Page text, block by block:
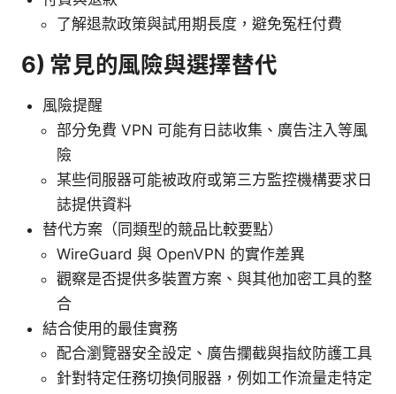
了解退款政策與試用期長度，避免冤枉付費
6) 常見的風險與選擇替代
風險提醒
部分免費 VPN 可能有日誌收集、廣告注入等風
險
某些伺服器可能被政府或第三方監控機構要求日
誌提供資料
替代方案（同類型的競品比較要點）
WireGuard 與 OpenVPN 的實作差異
觀察是否提供多裝置方案、與其他加密工具的整
合
結合使用的最佳實務
配合瀏覽器安全設定、廣告攔截與指紋防護工具
針對特定任務切換伺服器，例如工作流量走特定